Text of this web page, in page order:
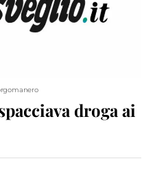
droga ai